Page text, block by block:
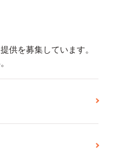
供を募集しています。